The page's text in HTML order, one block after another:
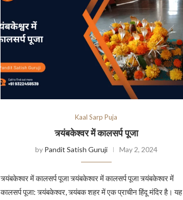
Kaal Sarp Puja
त्र्यंबकेश्वर में कालसर्प पूजा
by Pandit Satish Guruji May 2, 2024
त्र्यंबकेश्वर में कालसर्प पूजा त्र्यंबकेश्वर में कालसर्प पूजा त्र्यंबकेश्वर में
कालसर्प पूजा: त्र्यंबकेश्वर, त्र्यंबक शहर में एक प्राचीन हिंदू मंदिर है। यह